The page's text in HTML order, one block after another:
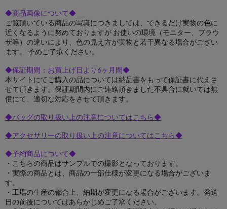
◆商品画像について◆
ご覧頂いている商品の写真につきましては、できるだけ実物の色に
近くなるように努めておりますが お使いの環境（モニター、ブラウ
ザ等）の違いにより、色の見え方が実物と若干異なる場合がござい
ます。 予めご了承ください。
◆保証期間：お買上げ日より6ヶ月間◆
本サイトにてご購入の品については納品書をもって保証書に代えさ
せて頂きます。保証期間内にご連絡頂きました不具合に就いては無
償にて、適切な対応をさせて頂きます。
◆バッグの取り扱い上の注意についてはこちら◆
◆アクセサリーの取り扱い上の注意についてはこちら◆
◆予約商品について◆
・こちらの商品はサンプルでの撮影となっております。
・実際の商品とは、商品の一部仕様が変更になる場合がございま
す。
・工場の生産の都合上、納期が変更になる場合がございます。発送
日の前後についてはあらかじめご了承ください。